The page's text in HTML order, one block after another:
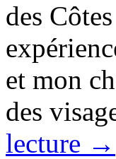
des
et mon
des
lecture →